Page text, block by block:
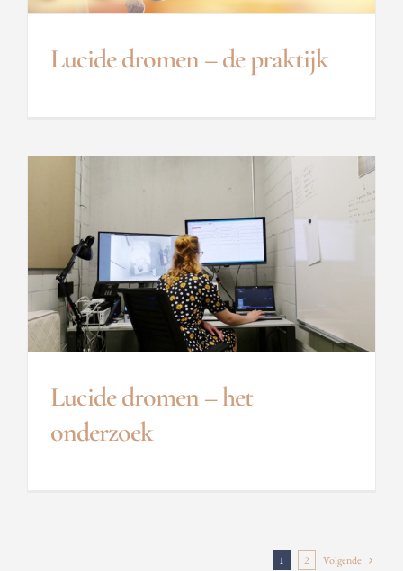
Lucide dromen – de praktijk
Lucide dromen – het
onderzoek
1 2 Volgende